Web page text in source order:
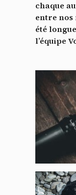
chaque
entre nos
été
l’équipe